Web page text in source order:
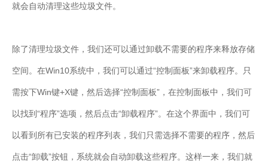
就会自动清理这些垃圾文件。
除了清理垃圾文件，我们还可以通过卸载不需要的程序来释放存储
空间。在Win10系统中，我们可以通过“控制面板”来卸载程序。只
需按下Win键+X键，然后选择“控制面板”，在控制面板中，我们可
以找到“程序”选项，然后点击“卸载程序”。在这个界面中，我们可
以看到所有已安装的程序列表，我们只需选择不需要的程序，然后
点击“卸载”按钮，系统就会自动卸载这些程序。这样一来，我们就